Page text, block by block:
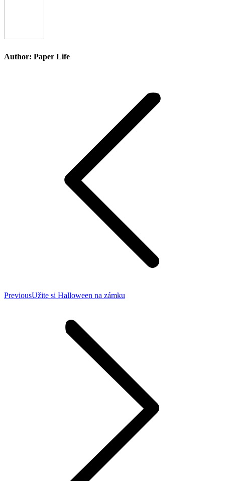
Author: Paper Life
PreviousPrevious
Užite si Halloween na zámku